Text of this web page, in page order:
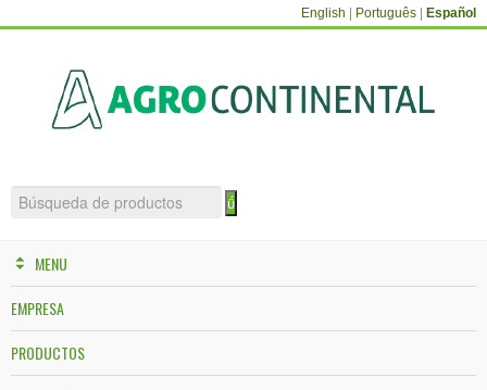
English Português Español
MENU
EMPRESA
PRODUCTOS